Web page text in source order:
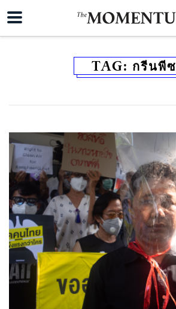
TAG: กรีนพีซ